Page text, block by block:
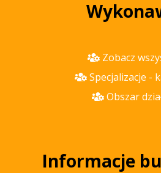
Zobacz
Specjalizacje -
Obszar
Informacje